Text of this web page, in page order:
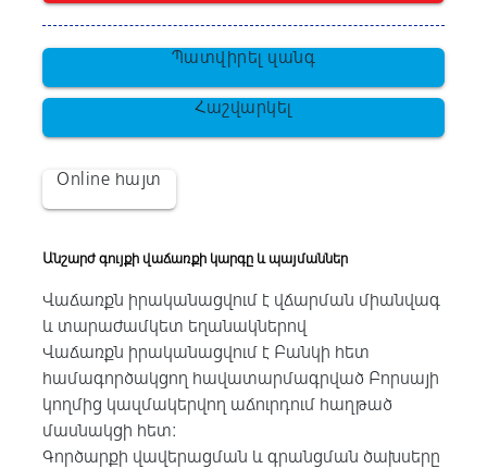
Պատվիրել զանգ
Հաշվարկել
Online հայտ
Անշարժ գույքի վաճառքի կարգը և պայմաններ
Վաճառքն իրականացվում է վճարման միանվագ
և տարաժամկետ եղանակներով
Վաճառքն իրականացվում է Բանկի հետ
համագործակցող հավատարմագրված Բորսայի
կողմից կազմակերվող աճուրդում հաղթած
մասնակցի հետ:
Գործարքի վավերացման և գրանցման ծախսերը